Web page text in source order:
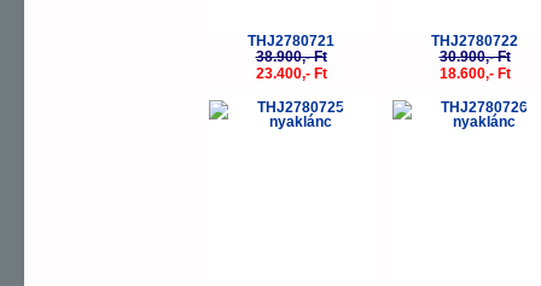
THJ2780721
38.900,- Ft
23.400,- Ft
THJ2780722
30.900,- Ft
18.600,- Ft
-40% -